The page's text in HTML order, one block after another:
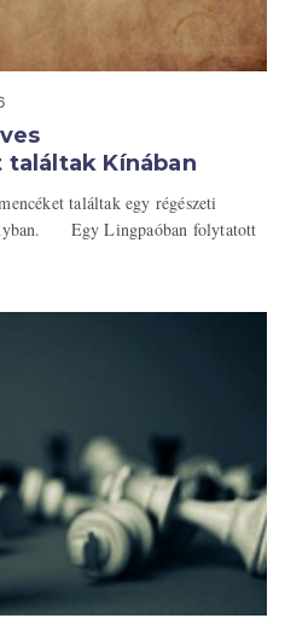
Kínában
találtak egy régészeti
Egy Lingpaóban folytatott